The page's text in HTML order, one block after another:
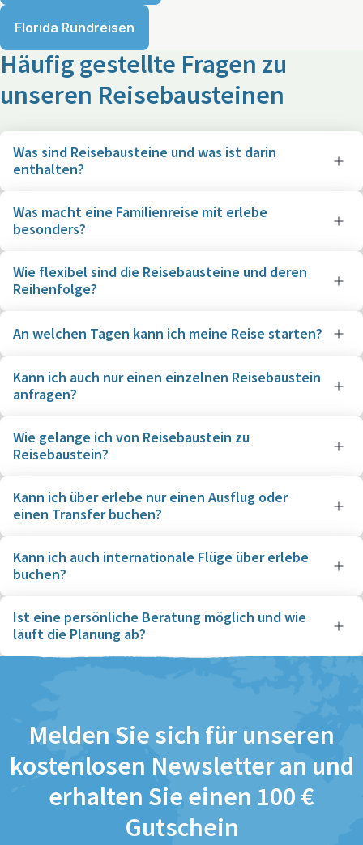
Florida Rundreisen
Häufig gestellte Fragen zu
unseren Reisebausteinen
Was sind Reisebausteine und was ist darin
enthalten?
Was macht eine Familienreise mit erlebe
besonders?
Wie flexibel sind die Reisebausteine und deren
Reihenfolge?
An welchen Tagen kann ich meine Reise starten?
Kann ich auch nur einen einzelnen Reisebaustein
anfragen?
Wie gelange ich von Reisebaustein zu
Reisebaustein?
Kann ich über erlebe nur einen Ausflug oder
einen Transfer buchen?
Kann ich auch internationale Flüge über erlebe
buchen?
Ist eine persönliche Beratung möglich und wie
läuft die Planung ab?
Melden Sie sich für unseren
kostenlosen Newsletter an und
erhalten Sie einen 100 €
Gutschein